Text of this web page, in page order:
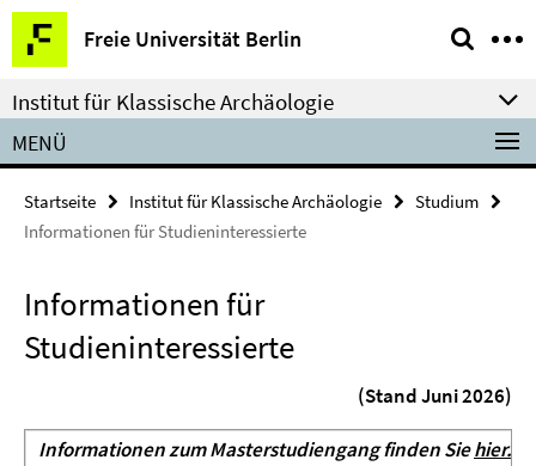
Springe
direkt
zu
Inhalt
Freie Universität Berlin
Service-
Navigation
Institut für Klassische Archäologie
MENÜ
Startseite Institut für Klassische Archäologie
Studium
Informationen für Studieninteressierte
Informationen für
Studieninteressierte
(Stand Juni 2026)
Informationen zum Masterstudiengang finden Siehier.